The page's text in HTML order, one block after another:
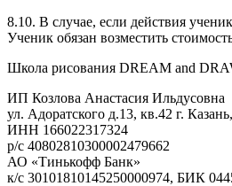
8.10. В случае, если действия
Ученик обязан возместить
Школа рисования DREAM and
ИП Козлова Анастасия Ильдусовна
ул. Адоратского д.13, кв.42 г.
ИНН 166022317324
р/с 40802810300002479662
АО «Тинькофф Банк»
к/с 30101810145250000974, БИК